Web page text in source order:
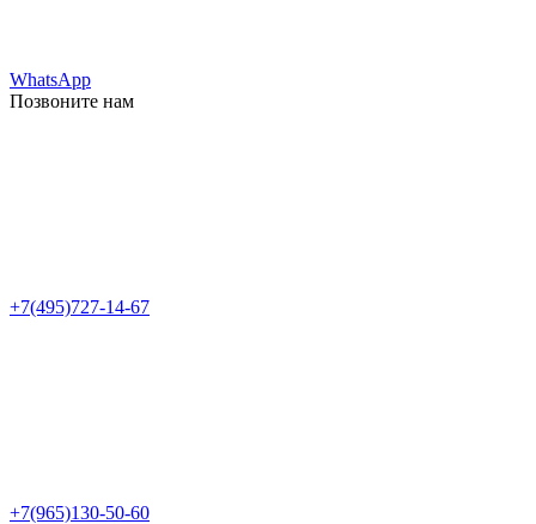
WhatsApp
Позвоните нам
+7(495)727-14-67
+7(965)130-50-60